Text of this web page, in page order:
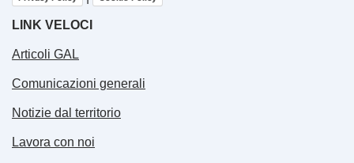
LINK VELOCI
Articoli GAL
Comunicazioni generali
Notizie dal territorio
Lavora con noi